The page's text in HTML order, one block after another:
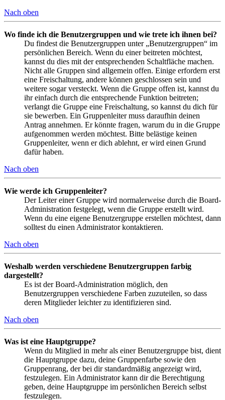
Nach oben
Wo finde ich die Benutzergruppen und wie trete ich ihnen bei?
Du findest die Benutzergruppen unter „Benutzergruppen“ im
persönlichen Bereich. Wenn du einer beitreten möchtest,
kannst du dies mit der entsprechenden Schaltfläche machen.
Nicht alle Gruppen sind allgemein offen. Einige erfordern erst
eine Freischaltung, andere können geschlossen sein und
weitere sogar versteckt. Wenn die Gruppe offen ist, kannst du
ihr einfach durch die entsprechende Funktion beitreten;
verlangt die Gruppe eine Freischaltung, so kannst du dich für
sie bewerben. Ein Gruppenleiter muss daraufhin deinen
Antrag annehmen. Er könnte fragen, warum du in die Gruppe
aufgenommen werden möchtest. Bitte belästige keinen
Gruppenleiter, wenn er dich ablehnt, er wird einen Grund
dafür haben.
Nach oben
Wie werde ich Gruppenleiter?
Der Leiter einer Gruppe wird normalerweise durch die Board-
Administration festgelegt, wenn die Gruppe erstellt wird.
Wenn du eine eigene Benutzergruppe erstellen möchtest, dann
solltest du einen Administrator kontaktieren.
Nach oben
Weshalb werden verschiedene Benutzergruppen farbig
dargestellt?
Es ist der Board-Administration möglich, den
Benutzergruppen verschiedene Farben zuzuteilen, so dass
deren Mitglieder leichter zu identifizieren sind.
Nach oben
Was ist eine Hauptgruppe?
Wenn du Mitglied in mehr als einer Benutzergruppe bist, dient
die Hauptgruppe dazu, deine Gruppenfarbe sowie den
Gruppenrang, der bei dir standardmäßig angezeigt wird,
festzulegen. Ein Administrator kann dir die Berechtigung
geben, deine Hauptgruppe im persönlichen Bereich selbst
festzulegen.